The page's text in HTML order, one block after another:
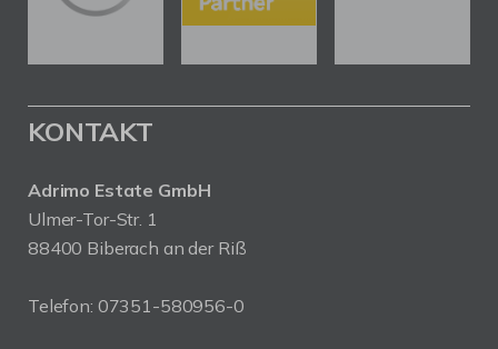
KONTAKT
Adrimo Estate GmbH
Ulmer-Tor-Str. 1
88400 Biberach an der Riß
Telefon: 07351-580956-0